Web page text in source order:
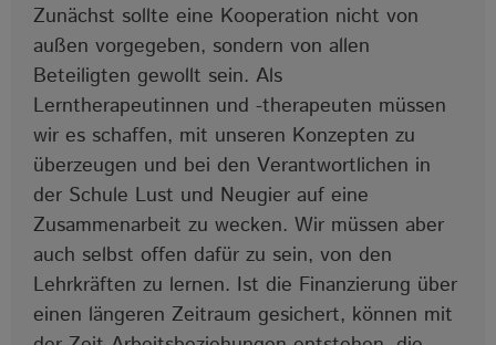
Zunächst sollte eine Kooperation nicht von
außen vorgegeben, sondern von allen
Beteiligten gewollt sein. Als
Lerntherapeutinnen und -therapeuten müssen
wir es schaffen, mit unseren Konzepten zu
überzeugen und bei den Verantwortlichen in
der Schule Lust und Neugier auf eine
Zusammenarbeit zu wecken. Wir müssen aber
auch selbst offen dafür zu sein, von den
Lehrkräften zu lernen. Ist die Finanzierung über
einen längeren Zeitraum gesichert, können mit